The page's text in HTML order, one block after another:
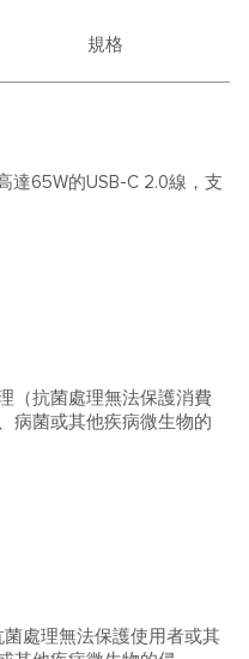
規格
達65W的USB-C 2.0線，支
（抗菌處理無法保護消費
病菌或其他疾病微生物的
處理無法保護使用者或其